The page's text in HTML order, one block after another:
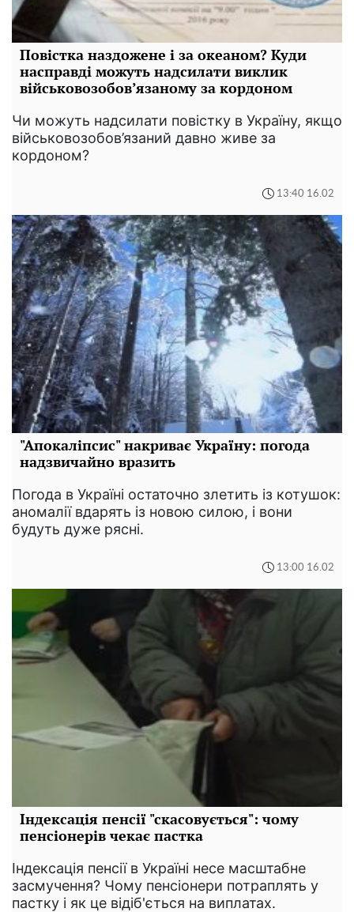
Повістка наздожене і за океаном? Куди
насправді можуть надсилати виклик
військовозобов’язаному за кордоном
Чи можуть надсилати повістку в Україну, якщо
військовозобов’язаний давно живе за
кордоном?
13:40 16.02
"Апокаліпсис" накриває Україну: погода
надзвичайно вразить
Погода в Україні остаточно злетить із котушок:
аномалії вдарять із новою силою, і вони
будуть дуже рясні.
13:00 16.02
Індексація пенсії "скасовується": чому
пенсіонерів чекає пастка
Індексація пенсії в Україні несе масштабне
засмучення? Чому пенсіонери потраплять у
пастку і як це відіб'ється на виплатах.